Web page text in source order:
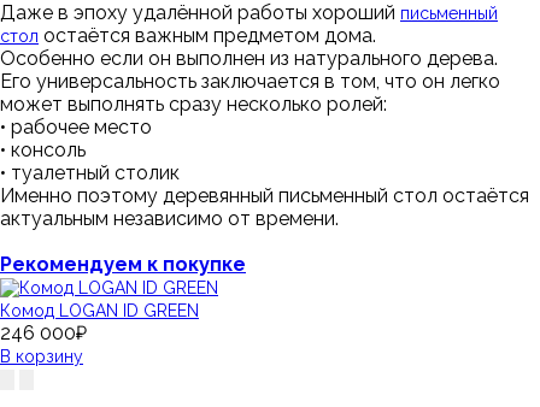
Даже в эпоху удалённой работы хороший письменный
стол остаётся важным предметом дома.
Особенно если он выполнен из натурального дерева.
Его универсальность заключается в том, что он легко
может выполнять сразу несколько ролей:
• рабочее место
• консоль
• туалетный столик
Именно поэтому деревянный письменный стол остаётся
актуальным независимо от времени.
Рекомендуем к покупке
Комод LOGAN ID GREEN
246 000₽
В корзину